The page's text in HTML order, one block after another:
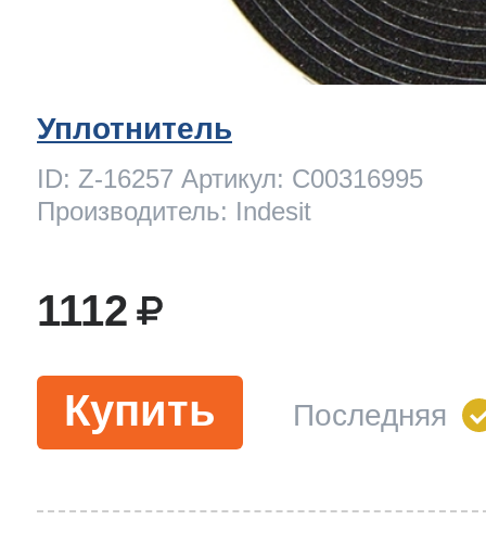
Уплотнитель
ID: Z-16257 Артикул: C00316995
Производитель: Indesit
1112
Купить Последняя